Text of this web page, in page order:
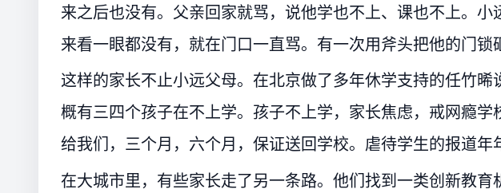
来之后也没有。父亲回家就骂，说他学也不上、课也不上。
来看一眼都没有，就在门口一直骂。有一次用斧头把他的门锁
这样的家长不止小远父母。在北京做了多年休学支持的任竹
概有三四个孩子在不上学。孩子不上学，家长焦虑，戒网瘾
给我们，三个月，六个月，保证送回学校。虐待学生的报道年
在大城市里，有些家长走了另一条路。他们找到一类创新教